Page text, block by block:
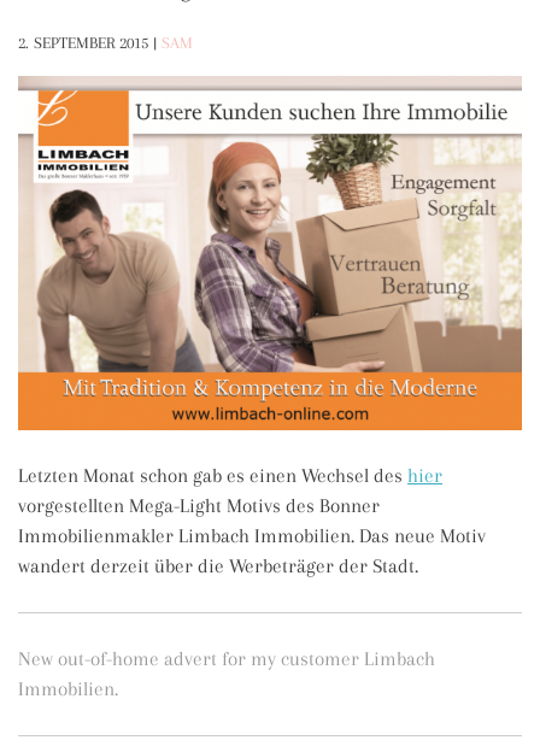
2. SEPTEMBER 2015 | SAM
Letzten Monat schon gab es einen Wechsel des hier
vorgestellten Mega-Light Motivs des Bonner
Immobilienmakler Limbach Immobilien. Das neue Motiv
wandert derzeit über die Werbeträger der Stadt.
New out-of-home advert for my customer Limbach
Immobilien.